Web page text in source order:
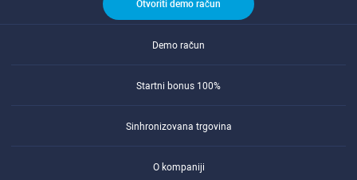
Otvoriti demo račun
Demo račun
Startni bonus 100%
Sinhronizovana trgovina
O kompaniji